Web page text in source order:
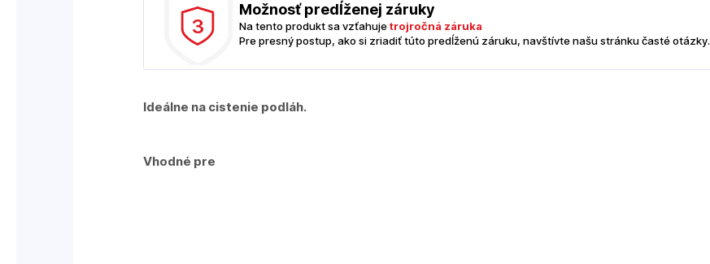
3
Možnosť predĺženej záruky
Na tento produkt sa vzťahujetrojročná záruka
Pre presný postup, ako si zriadiť túto predĺženú záruku, navštívte našu stránku časté otázky.
Ideálne na cistenie podláh.
Vhodné pre